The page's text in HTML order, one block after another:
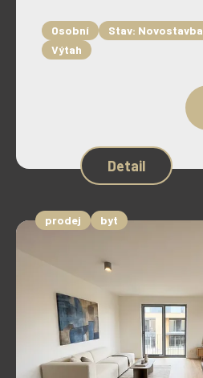
Osobní Stav: Novostavba
Výtah
Detail
prodej byt